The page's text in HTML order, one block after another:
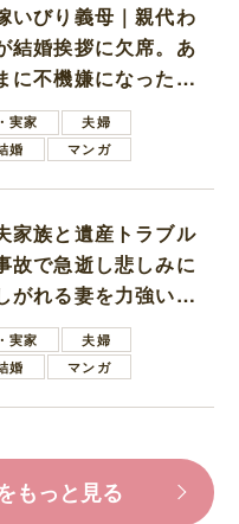
いびり義母｜親代わ
結婚挨拶に欠席。あ
に不機嫌になった義
実家
夫婦
婚
マンガ
家族と遺産トラブル
故で急逝し悲しみに
がれる妻を力強い言
す夫
実家
夫婦
婚
マンガ
もっと見る